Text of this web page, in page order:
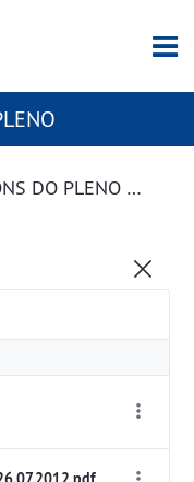
ACTAS DE ACORDOS DAS SESIÓNS DO PLENO DA CORPORACIÓN